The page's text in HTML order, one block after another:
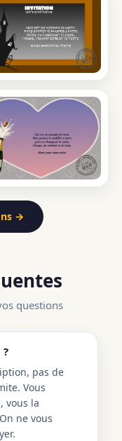
→
questions
pas de
Vous
vous la
ne vous